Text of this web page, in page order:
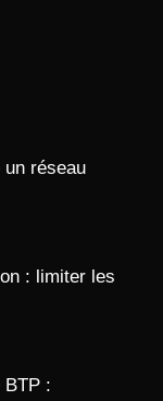
un réseau
: limiter les
BTP :